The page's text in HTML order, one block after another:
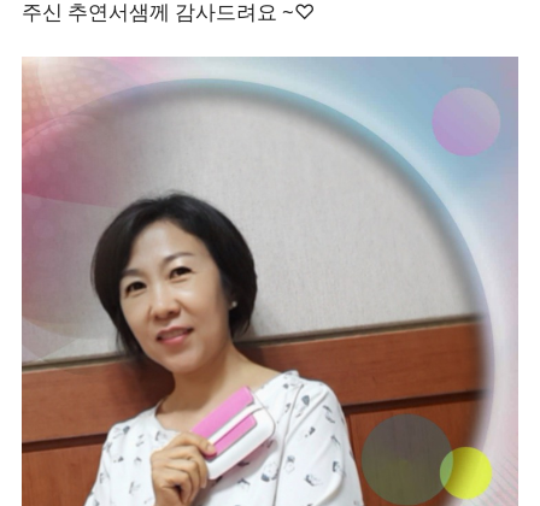
주신 추연서샘께 감사드려요 ~♡